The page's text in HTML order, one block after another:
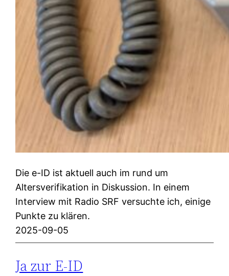
Die e-ID ist aktuell auch im rund um
Altersverifikation in Diskussion. In einem
Interview mit Radio SRF versuchte ich, einige
Punkte zu klären.
2025-09-05
Ja zur E-ID